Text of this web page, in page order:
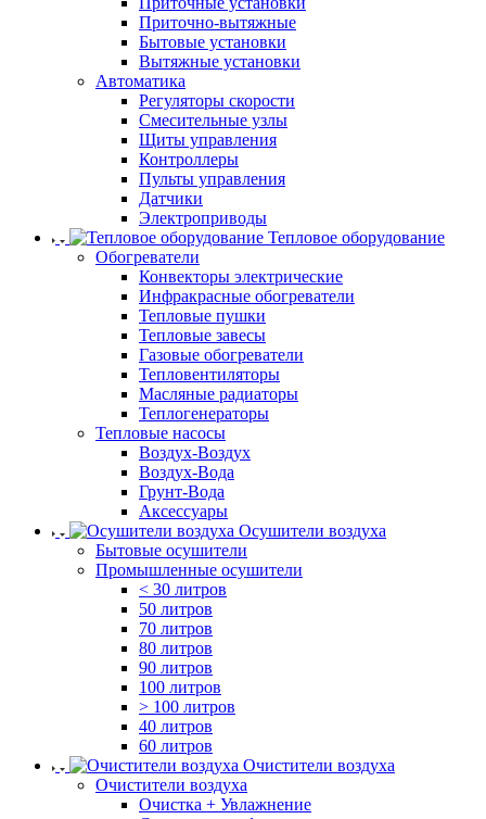
Приточно-вытяжные
Бытовые установки
Вытяжные установки
Автоматика
Регуляторы скорости
Смесительные узлы
Щиты управления
Контроллеры
Пульты управления
Датчики
Электроприводы
Тепловое оборудование
Обогреватели
Конвекторы электрические
Инфракрасные обогреватели
Тепловые пушки
Тепловые завесы
Газовые обогреватели
Тепловентиляторы
Масляные радиаторы
Теплогенераторы
Тепловые насосы
Воздух-Воздух
Воздух-Вода
Грунт-Вода
Аксессуары
Осушители воздуха
Бытовые осушители
Промышленные осушители
< 30 литров
50 литров
70 литров
80 литров
90 литров
100 литров
> 100 литров
40 литров
60 литров
Очистители воздуха
Очистители воздуха
Очистка + Увлажнение